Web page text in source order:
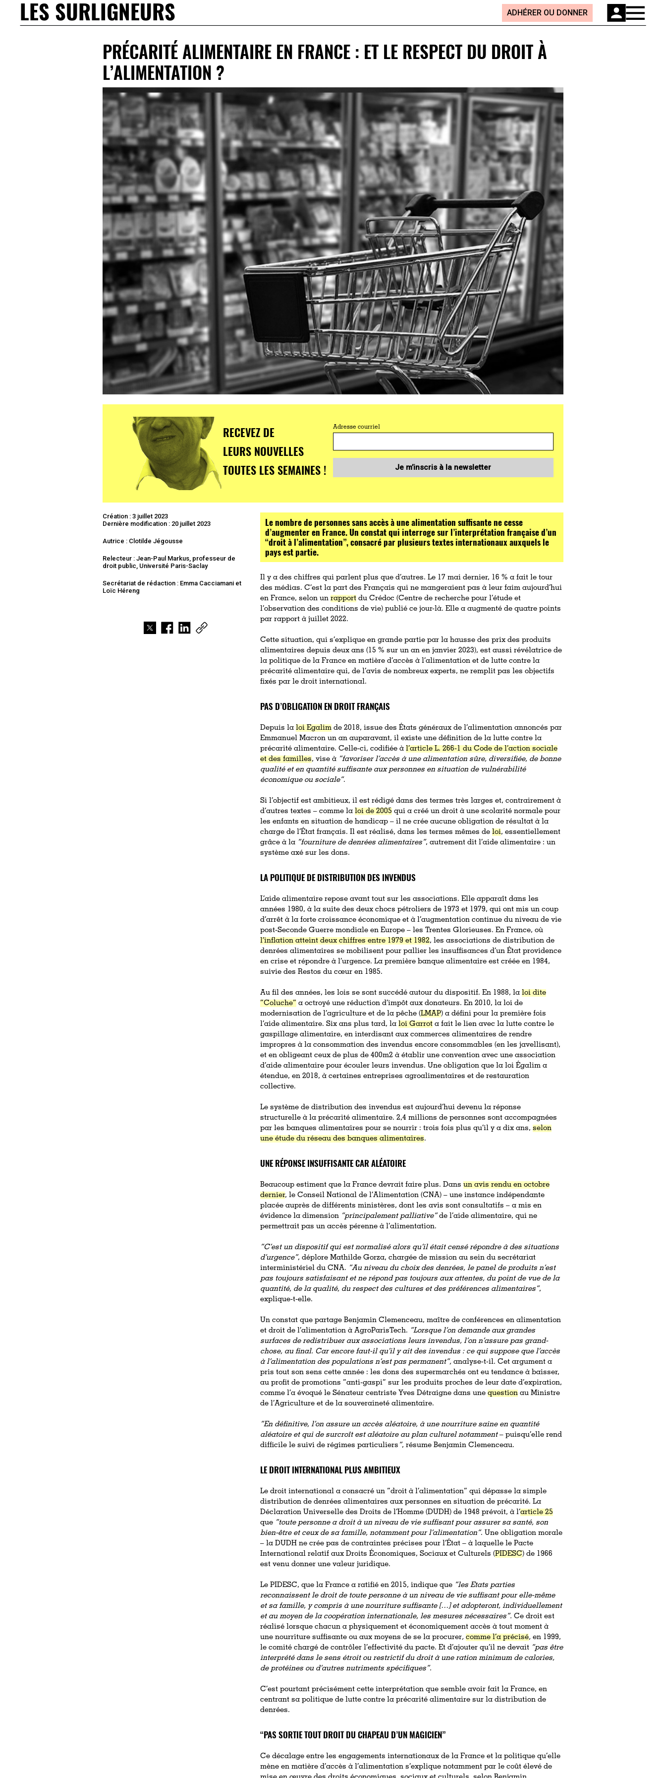
LES SURLIGNEURS ADHÉRER OU DONNER
PRÉCARITÉ ALIMENTAIRE EN FRANCE : ET LE RESPECT DU DROIT À
L’ALIMENTATION ?
RECEVEZ DE
LEURS NOUVELLES
TOUTES LES SEMAINES !
Adresse courriel
Je m’inscris à la newsletter
Création : 3 juillet 2023
Dernière modification : 20 juillet 2023
Autrice : Clotilde Jégousse
Relecteur : Jean-Paul Markus, professeur de
droit public, Université Paris-Saclay
Secrétariat de rédaction : Emma Cacciamani et
Loïc Héreng
Le nombre de personnes sans accès à une alimentation suffisante ne cesse
d’augmenter en France. Un constat qui interroge sur l’interprétation française d’un
“droit à l’alimentation”, consacré par plusieurs textes internationaux auxquels le
pays est partie.
Il y a des chiffres qui parlent plus que d’autres. Le 17 mai dernier, 16 % a fait le tour
des médias. C’est la part des Français qui ne mangeraient pas à leur faim aujourd’hui
en France, selon unrapport du Crédoc (Centre de recherche pour l’étude et
l’observation des conditions de vie) publié ce jour-là. Elle a augmenté de quatre points
par rapport à juillet 2022.
Cette situation, qui s’explique en grande partie par la hausse des prix des produits
alimentaires depuis deux ans (15 % sur un an en janvier 2023), est aussi révélatrice de
la politique de la France en matière d’accès à l’alimentation et de lutte contre la
précarité alimentaire qui, de l’avis de nombreux experts, ne remplit pas les objectifs
fixés par le droit international.
PAS D’OBLIGATION EN DROIT FRANÇAIS
Depuis laloi Egalim de 2018, issue des États généraux de l’alimentation annoncés par
Emmanuel Macron un an auparavant, il existe une définition de la lutte contre la
précarité alimentaire. Celle-ci, codifiée àl’article L. 266-1 du Code de l’action sociale
et des familles, vise à “favoriserl’accès à une alimentation sûre, diversifiée, de bonne
qualité et en quantité suffisante aux personnes en situation de vulnérabilité
économique ou sociale”.
Si l’objectif est ambitieux, il est rédigé dans des termes très larges et, contrairement à
d’autres textes – comme laloi de 2005 qui a créé un droit à une scolarité normale pour
les enfants en situation de handicap – il ne crée aucune obligation de résultat à la
charge de l’État français. Il est réalisé, dans les termes mêmes deloi, essentiellement
grâce à la “fourniture de denrées alimentaires”, autrement dit l’aide alimentaire : un
système axé sur les dons.
LA POLITIQUE DE DISTRIBUTION DES INVENDUS
L’aide alimentaire repose avant tout sur les associations. Elle apparaît dans les
années 1980, à la suite des deux chocs pétroliers de 1973 et 1979, qui ont mis un coup
d’arrêt à la forte croissance économique et à l’augmentation continue du niveau de vie
post-Seconde Guerre mondiale en Europe– les Trentes Glorieuses. En France, où
l’inflation atteint deux chiffres entre 1979 et 1982, les associations de distribution de
denrées alimentaires se mobilisent pour pallier les insuffisances d’un État providence
en crise et répondre à l’urgence. La première banque alimentaire est créée en 1984,
suivie des Restos du cœur en 1985.
Au fil des années, les lois se sont succédé autour du dispositif. En 1988, laloi dite
“Coluche” a octroyé une réduction d’impôt aux donateurs. En 2010, la loi de
modernisation de l’agriculture et de la pêche (LMAP) a défini pour la première fois
l’aide alimentaire. Six ans plus tard, laloi Garrot a fait le lien avec la lutte contre le
gaspillage alimentaire, en interdisant aux commerces alimentaires de rendre
impropres à la consommation des invendus encore consommables (en les javellisant),
et en obligeant ceux de plus de 400m2 à établir une convention avec une association
d’aide alimentaire pour écouler leurs invendus. Une obligation que la loi Égalim a
étendue, en 2018, à certaines entreprises agroalimentaires et de restauration
collective.
Le système de distribution des invendus est aujourd’hui devenu la réponse
structurelle à la précarité alimentaire. 2,4 millions de personnes sont accompagnées
par les banques alimentaires pour se nourrir : trois fois plus qu’il y a dix ans,selon
une étude du réseau des banques alimentaires.
UNE RÉPONSE INSUFFISANTE CAR ALÉATOIRE
Beaucoup estiment que la France devrait faire plus. Dansun avis rendu en octobre
dernier, le Conseil National de l’Alimentation (CNA)– une instance indépendante
placée auprès de différents ministères, dont les avis sont consultatifs – a mis en
évidence la dimension “principalement palliative”de l’aide alimentaire, qui ne
permettrait pas un accès pérenne à l’alimentation.
“C’est un dispositif qui est normalisé alors qu’il était censé répondre à des situations
d’urgence”, déplore Mathilde Gorza,chargée de mission au sein du secrétariat
interministériel du CNA. “Au niveau du choix des denrées, le panel de produits n’est
pas toujours satisfaisant et ne répond pas toujours aux attentes, du point de vue de la
quantité, de la qualité, du respect des cultures et des préférences alimentaires”,
explique-t-elle.
Un constat que partage Benjamin Clemenceau, maître de conférences en alimentation
et droit de l’alimentation à AgroParisTech. “Lorsque l’on demande aux grandes
surfaces de redistribuer aux associations leurs invendus, l’on n’assure pas grand-
chose, au final. Car encore faut-il qu’il y ait des invendus : ce qui suppose que l’accès
à l’alimentation des populations n’est pas permanent”,analyse-t-il. Cet argument a
pris tout son sens cette année : les dons des supermarchés ont eu tendance à baisser,
au profit de promotions “anti-gaspi” sur les produits proches de leur date d’expiration,
comme l’a évoqué le Sénateur centriste Yves Détraigne dans unequestion au Ministre
de l’Agriculture et de la souveraineté alimentaire.
“En définitive, l’on assure un accès aléatoire, à une nourriture saine en quantité
aléatoire et qui de surcroît est aléatoire au plan culturel notamment– puisqu’elle rend
difficile le suivi de régimes particuliers ”, résume Benjamin Clemenceau.
LE DROIT INTERNATIONAL PLUS AMBITIEUX
Le droit international a consacré un “droit à l’alimentation” qui dépasse la simple
distribution de denrées alimentaires aux personnes en situation de précarité.La
Déclaration Universelle des Droits de l’Homme (DUDH) de 1948 prévoit, à l’article 25
que “toute personne a droit à un niveau de vie suffisant pour assurer sa santé, son
bien-être et ceux de sa famille, notamment pour l’alimentation”. Une obligation morale
– la DUDH ne crée pas de contraintes précises pour l’État – à laquelle le Pacte
International relatif aux Droits Économiques, Sociaux et Culturels (PIDESC) de 1966
est venu donner une valeur juridique.
Le PIDESC, que la France a ratifié en 2015, indique que “les Etats parties
reconnaissent le droit de toute personne à un niveau de vie suffisant pour elle-même
et sa famille, y compris à une nourriture suffisante […] et adopteront, individuellement
et au moyen de la coopération internationale, les mesures nécessaires”.Ce droit est
réalisé lorsque chacun a physiquement et économiquement accès à tout moment à
une nourriture suffisante ou aux moyens de se la procurer,comme l’a précisé,en 1999,
le comité chargé de contrôler l’effectivité du pacte. Et d’ajouter qu’il ne devait “pas être
interprété dans le sens étroit ou restrictif du droit à une ration minimum de calories,
de protéines ou d’autres nutriments spécifiques”.
C’est pourtant précisément cette interprétation que semble avoir fait la France, en
centrant sa politique de lutte contre la précarité alimentaire sur la distribution de
denrées.
“PAS SORTIE TOUT DROIT DU CHAPEAU D’UN MAGICIEN”
Ce décalage entre les engagements internationaux de la France et la politique qu’elle
mène en matière d’accès à l’alimentation s’explique notamment par le coût élevé de